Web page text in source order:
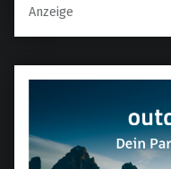
Anzeige